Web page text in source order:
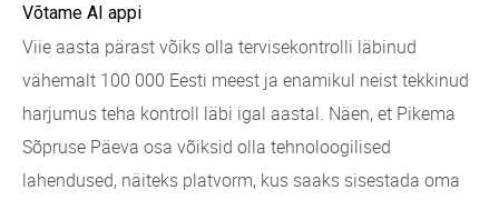
Võtame AI appi
Viie aasta pärast võiks olla tervisekontrolli läbinud
vähemalt 100 000 Eesti meest ja enamikul neist tekkinud
harjumus teha kontroll läbi igal aastal. Näen, et Pikema
Sõpruse Päeva osa võiksid olla tehnoloogilised
lahendused, näiteks platvorm, kus saaks sisestada oma